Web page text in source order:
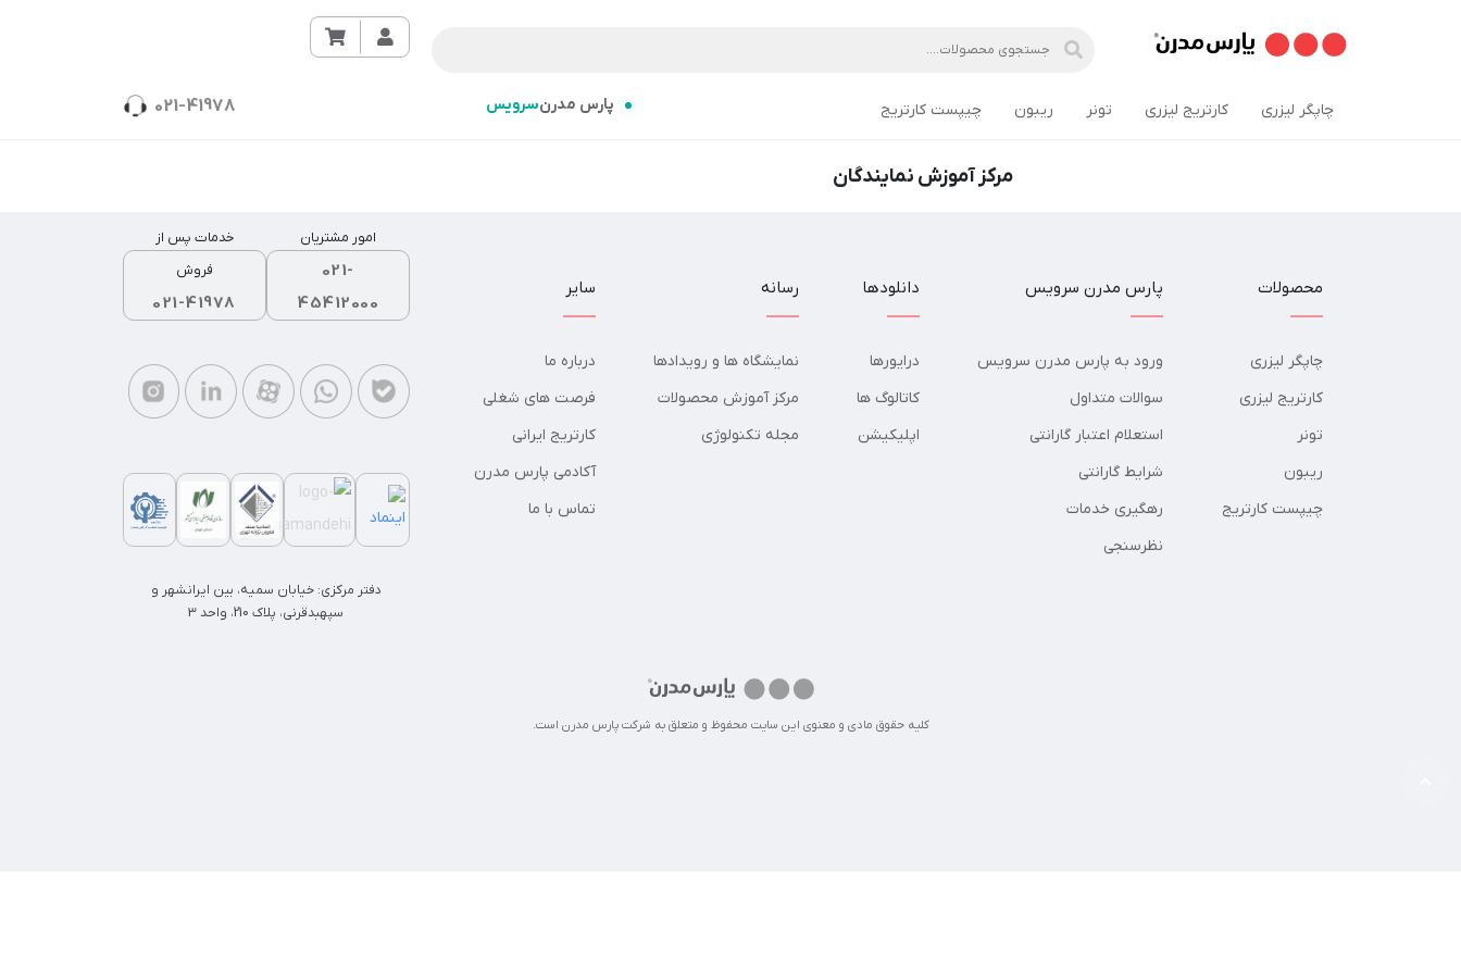
چاپگر لیزری کارتریج لیزری تونر ریبون چیپست کارتریج پارس مدرنسرویس 021-41978
مرکز آموزش نمایندگان
محصولات
چاپگر لیزری
کارتریج لیزری
تونر
ریبون
چیپست کارتریج
پارس مدرن سرویس
ورود به پارس مدرن سرویس
سوالات متداول
استعلام اعتبار گارانتی
شرایط گارانتی
رهگیری خدمات
نظرسنجی
دانلودها
درایورها
کاتالوگ ها
اپلیکیشن
رسانه
نمایشگاه ها و رویدادها
مرکز آموزش محصولات
مجله تکنولوژی
سایر
درباره ما
فرصت های شغلی
کارتریج ایرانی
آکادمی پارس مدرن
تماس با ما
021-
45412000
امور مشتریان
021-41978
خدمات پس از
فروش
دفتر مرکزی: خیابان سمیه، بین ایرانشهر و
سپهبدقرنی، پلاک 210، واحد 3
کلیه حقوق مادی و معنوی این سایت محفوظ و متعلق به شرکت پارس مدرن است.